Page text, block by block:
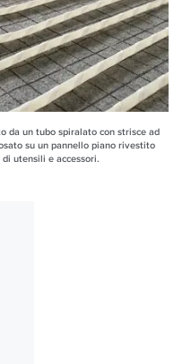
da un tubo spiralato con strisce ad
su un pannello piano rivestito
utensili e accessori.